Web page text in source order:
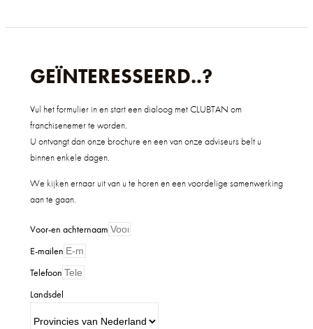
GEÏNTERESSEERD..?
Vul het formulier in en start een dialoog met CLUBTAN om
franchisenemer te worden.
U ontvangt dan onze brochure en een van onze adviseurs belt u
binnen enkele dagen.
We kijken ernaar uit van u te horen en een voordelige samenwerking
aan te gaan.
Voor-en achternaam
E-mailen
Telefoon
Landsdel